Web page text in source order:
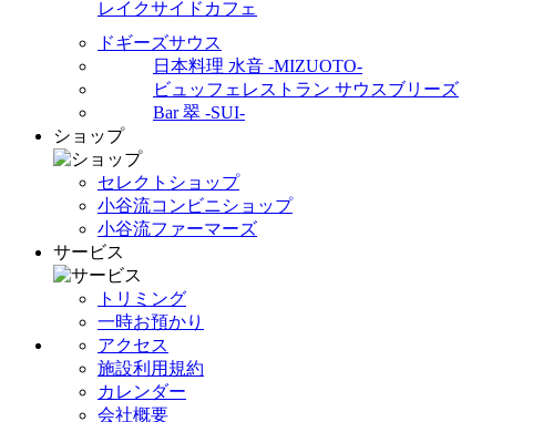
レイクサイドカフェ
ドギーズサウス
日本料理 水音 -MIZUOTO-
ビュッフェレストラン サウスブリーズ
Bar 翠 -SUI-
ショップ
セレクトショップ
小谷流コンビニショップ
小谷流ファーマーズ
サービス
トリミング
一時お預かり
アクセス
施設利用規約
カレンダー
会社概要